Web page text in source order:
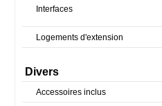
Interfaces
Logements d'extension
Divers
Accessoires inclus